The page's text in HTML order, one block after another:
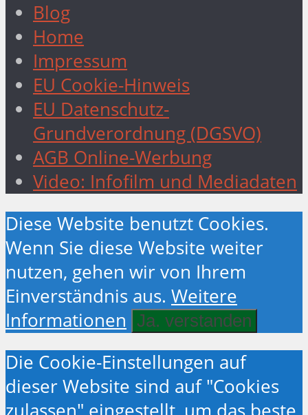
Blog
Home
Impressum
EU Cookie-Hinweis
EU Datenschutz-
Grundverordnung (DGSVO)
AGB Online-Werbung
Video: Infofilm und Mediadaten
Diese Website benutzt Cookies.
Wenn Sie diese Website weiter
nutzen, gehen wir von Ihrem
Einverständnis aus. Weitere
Informationen
Ja. verstanden
Die Cookie-Einstellungen auf
dieser Website sind auf "Cookies